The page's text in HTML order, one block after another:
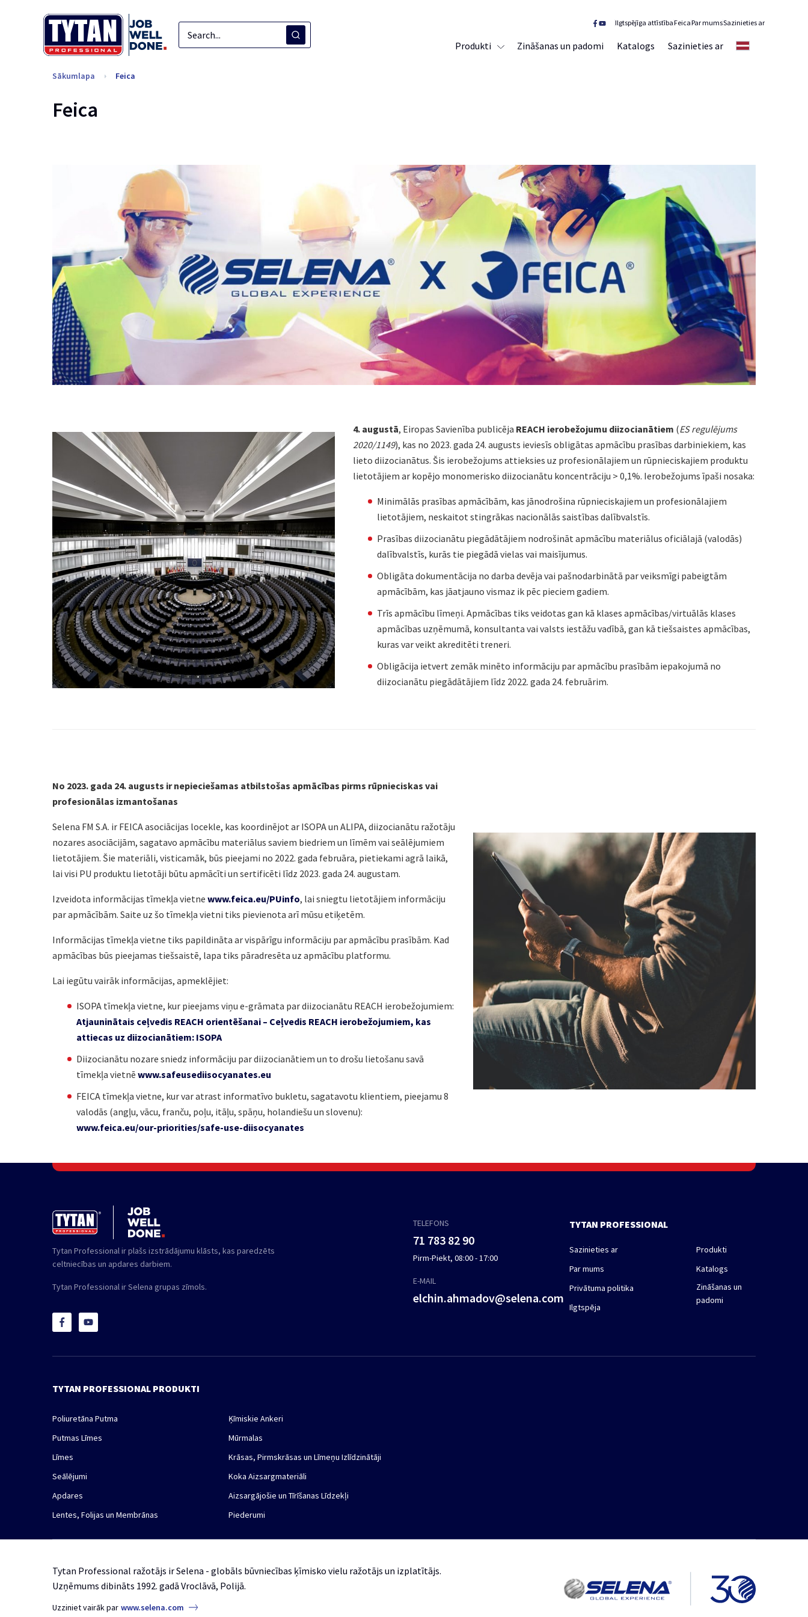
Produkti Zināšanas un padomi Katalogs Sazinieties ar
Ilgtspējīga attīstībaFeicaPar mumsSazinieties ar
Sākumlapa Feica
Feica
4. augustā, Eiropas Savienība publicēja REACH ierobežojumu diizocianātiem (ES regulējums
2020/1149), kas no 2023. gada 24. augusts ieviesīs obligātas apmācību prasības darbiniekiem, kas
lieto diizocianātus. Šis ierobežojums attieksies uz profesionālajiem un rūpnieciskajiem produktu
lietotājiem ar kopējo monomerisko diizocianātu koncentrāciju > 0,1%. Ierobežojums īpaši nosaka:
Minimālās prasības apmācībām, kas jānodrošina rūpnieciskajiem un profesionālajiem
lietotājiem, neskaitot stingrākas nacionālās saistības dalībvalstīs.
Prasības diizocianātu piegādātājiem nodrošināt apmācību materiālus oficiālajā (valodās)
dalībvalstīs, kurās tie piegādā vielas vai maisījumus.
Obligāta dokumentācija no darba devēja vai pašnodarbinātā par veiksmīgi pabeigtām
apmācībām, kas jāatjauno vismaz ik pēc pieciem gadiem.
Trīs apmācību līmeņi. Apmācības tiks veidotas gan kā klases apmācības/virtuālās klases
apmācības uzņēmumā, konsultanta vai valsts iestāžu vadībā, gan kā tiešsaistes apmācības,
kuras var veikt akreditēti treneri.
Obligācija ietvert zemāk minēto informāciju par apmācību prasībām iepakojumā no
diizocianātu piegādātājiem līdz 2022. gada 24. februārim.
No 2023. gada 24. augusts ir nepieciešamas atbilstošas apmācības pirms rūpnieciskas vai
profesionālas izmantošanas
Selena FM S.A. ir FEICA asociācijas locekle, kas koordinējot ar ISOPA un ALIPA, diizocianātu ražotāju
nozares asociācijām, sagatavo apmācību materiālus saviem biedriem un līmēm vai seālējumiem
lietotājiem. Šie materiāli, visticamāk, būs pieejami no 2022. gada februāra, pietiekami agrā laikā,
lai visi PU produktu lietotāji būtu apmācīti un sertificēti līdz 2023. gada 24. augustam.
Izveidota informācijas tīmekļa vietne www.feica.eu/PUinfo, lai sniegtu lietotājiem informāciju
par apmācībām. Saite uz šo tīmekļa vietni tiks pievienota arī mūsu etiķetēm.
Informācijas tīmekļa vietne tiks papildināta ar vispārīgu informāciju par apmācību prasībām. Kad
apmācības būs pieejamas tiešsaistē, lapa tiks pāradresēta uz apmācību platformu.
Lai iegūtu vairāk informācijas, apmeklējiet:
ISOPA tīmekļa vietne, kur pieejams viņu e-grāmata par diizocianātu REACH ierobežojumiem:
Atjauninātais ceļvedis REACH orientēšanai – Ceļvedis REACH ierobežojumiem, kas
attiecas uz diizocianātiem: ISOPA
Diizocianātu nozare sniedz informāciju par diizocianātiem un to drošu lietošanu savā
tīmekļa vietnē www.safeusediisocyanates.eu
FEICA tīmekļa vietne, kur var atrast informatīvo bukletu, sagatavotu klientiem, pieejamu 8
valodās (angļu, vācu, franču, poļu, itāļu, spāņu, holandiešu un slovenu):
www.feica.eu/our-priorities/safe-use-diisocyanates
Tytan Professional ir plašs izstrādājumu klāsts, kas paredzēts
celtniecības un apdares darbiem.
Tytan Professional ir Selena grupas zīmols.
TELEFONS
71 783 82 90
Pirm-Piekt, 08:00 - 17:00
E-MAIL
elchin.ahmadov@selena.com
TYTAN PROFESSIONAL
Sazinieties ar
Par mums
Privātuma politika
Ilgtspēja
Produkti
Katalogs
Zināšanas un
padomi
TYTAN PROFESSIONAL PRODUKTI
Poliuretāna Putma
Putmas Līmes
Līmes
Seālējumi
Apdares
Lentes, Folijas un Membrānas
Ķīmiskie Ankeri
Mūrmalas
Krāsas, Pirmskrāsas un Līmeņu Izlīdzinātāji
Koka Aizsargmateriāli
Aizsargājošie un Tīrīšanas Līdzekļi
Piederumi
Tytan Professional ražotājs ir Selena - globāls būvniecības ķīmisko vielu ražotājs un izplatītājs.
Uzņēmums dibināts 1992. gadā Vroclāvā, Polijā.
Uzziniet vairāk par www.selena.com